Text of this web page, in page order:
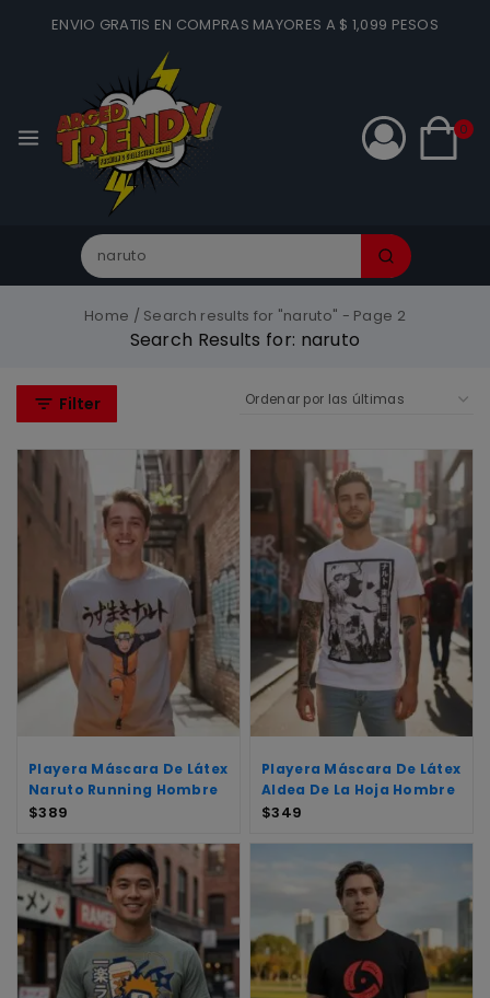
ENVIO GRATIS EN COMPRAS MAYORES A $ 1,099 PESOS
0
Home / Search results for "naruto" - Page 2
Search Results for: naruto
Filter
Playera Máscara De Látex
Naruto Running Hombre
$389
Playera Máscara De Látex
Aldea De La Hoja Hombre
$349